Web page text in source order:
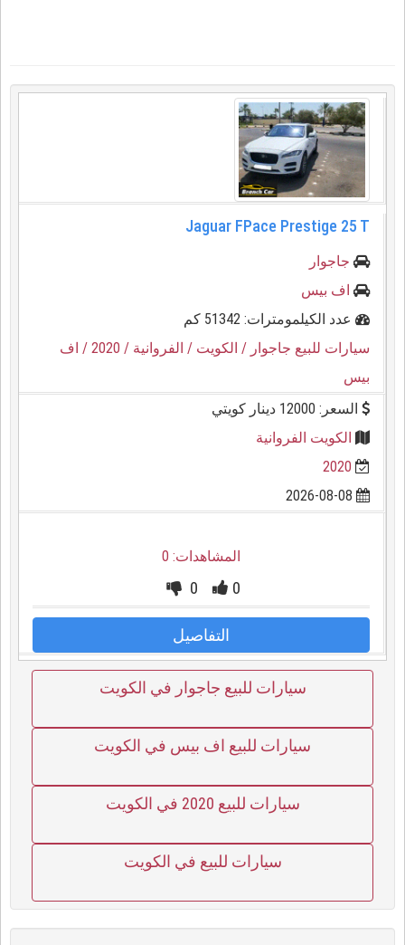
Jaguar FPace Prestige 25 T
جاجوار
اف بيس
عدد الكيلمومترات: 51342 كم
سيارات للبيع جاجوار / الكويت / الفروانية / 2020
/ اف
بيس
السعر: 12000 دينار كويتي
الكويت الفروانية
2020
المشاهدات: 0
0
0
التفاصيل
سيارات للبيع جاجوار في الكويت
سيارات للبيع اف بيس في الكويت
سيارات للبيع 2020 في الكويت
سيارات للبيع في الكويت